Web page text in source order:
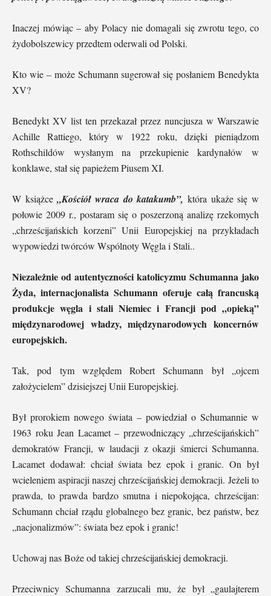
Inaczej mówiąc – aby Polacy nie domagali się zwrotu tego, co
żydobolszewicy przedtem oderwali od Polski.
Kto wie – może Schumann sugerował się posłaniem Benedykta
XV?
Benedykt XV list ten przekazał przez nuncjusza w Warszawie
Achille Rattiego, który w 1922 roku, dzięki pieniądzom
Rothschildów wysłanym na przekupienie kardynałów w
konklawe, stał się papieżem Piusem XI.
W książce„Kościół wraca do katakumb”, która ukaże się w
połowie 2009 r., postaram się o poszerzoną analizę rzekomych
„chrześcijańskich korzeni” Unii Europejskiej na przykładach
wypowiedzi twórców Wspólnoty Węgla i Stali..
Niezależnie od autentyczności katolicyzmu Schumanna jako
Żyda, internacjonalista Schumann oferuje całą francuską
produkcje węgla i stali Niemiec i Francji pod „opieką”
międzynarodowej władzy, międzynarodowych koncernów
europejskich.
Tak, pod tym względem Robert Schumann był „ojcem
założycielem” dzisiejszej Unii Europejskiej.
Był prorokiem nowego świata – powiedział o Schumannie w
1963 roku Jean Lacamet – przewodniczący „chrześcijańskich”
demokratów Francji, w laudacji z okazji śmierci Schumanna.
Lacamet dodawał: chciał świata bez epok i granic. On był
wcieleniem aspiracji naszej chrześcijańskiej demokracji. Jeżeli to
prawda, to prawda bardzo smutna i niepokojąca, chrześcijan:
Schumann chciał rządu globalnego bez granic, bez państw, bez
„nacjonalizmów”: świata bez epok i granic!
Uchowaj nas Boże od takiej chrześcijańskiej demokracji.
Przeciwnicy Schumanna zarzucali mu, że był „gaulajterem